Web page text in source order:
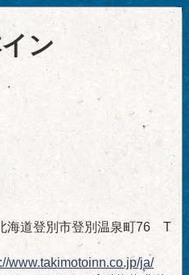
ン
海道登別市登別温泉町76 T
www.takimotoinn.co.jp/ja/